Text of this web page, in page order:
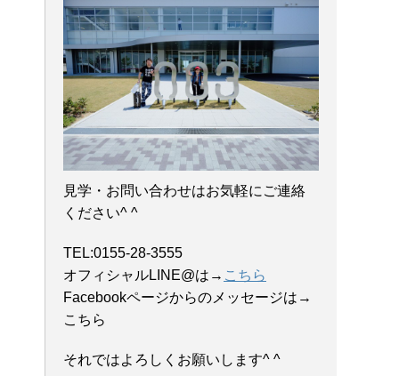
見学・お問い合わせはお気軽にご連絡
ください^ ^
TEL:0155-28-3555
オフィシャルLINE@は→ こちら
Facebookページからのメッセージは→
こちら
それではよろしくお願いします^ ^